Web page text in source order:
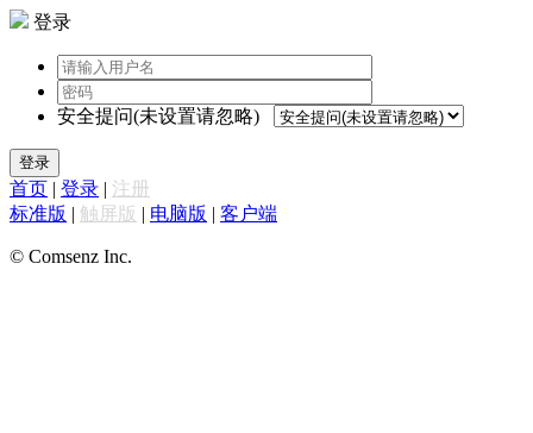
登录
安全提问(未设置请忽略)
登录
首页 | 登录 | 注册
标准版 | 触屏版 | 电脑版 | 客户端
© Comsenz Inc.